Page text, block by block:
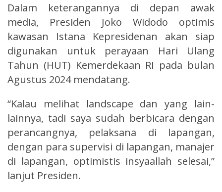
Dalam keterangannya di depan awak
media, Presiden Joko Widodo optimis
kawasan Istana Kepresidenan akan siap
digunakan untuk perayaan Hari Ulang
Tahun (HUT) Kemerdekaan RI pada bulan
Agustus 2024 mendatang.
“Kalau melihat landscape dan yang lain-
lainnya, tadi saya sudah berbicara dengan
perancangnya, pelaksana di lapangan,
dengan para supervisi di lapangan, manajer
di lapangan, optimistis insyaallah selesai,”
lanjut Presiden.